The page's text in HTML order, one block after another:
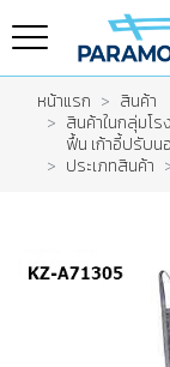
หน้าแรก
สินค้า
สินค้าในกลุ่มโ
ฟื้น เก้าอี้ปรับน
ประเภทสินค้า